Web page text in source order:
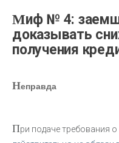
Миф № 4: заемщик не обязан
доказывать
получения
Неправда
При подаче требования